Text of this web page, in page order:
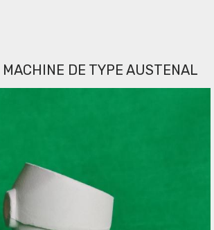
DE TYPE AUSTENAL